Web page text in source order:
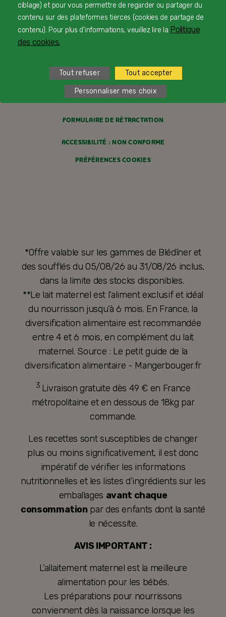
FAQ
MENTIONS LÉGALES
POLITIQUE DE CONFIDENTIALITÉ
CONDITIONS GÉNÉRALES DE VENTE
FORMULAIRE DE RÉTRACTATION
ACCESSIBILITÉ : NON CONFORME
PRÉFÉRENCES COOKIES
*Offre valable sur les gammes de Blédîner et
des soufflés du 05/08/26 au 31/08/26 inclus,
dans la limite des stocks disponibles.
**Le lait maternel est l’aliment exclusif et idéal
du nourrisson jusqu’à 6 mois. En France, la
diversification alimentaire est recommandée
entre 4 et 6 mois, en complément du lait
maternel. Source : Le petit guide de la
diversification alimentaire - Mangerbouger.fr
3 Livraison gratuite dès 49 € en France
métropolitaine et en dessous de 18kg par
commande.
Les recettes sont susceptibles de changer
plus ou moins significativement, il est donc
impératif de vérifier les informations
nutritionnelles et les listes d’ingrédients sur les
emballages avant chaque
consommation par des enfants dont la santé
le nécessite.
AVIS IMPORTANT :
L’allaitement maternel est la meilleure
alimentation pour les bébés.
Les préparations pour nourrissons
conviennent dès la naissance lorsque les
ciblage) et pour vous permettre de regarder ou partager du
contenu sur des plateformes tierces (cookies de partage de
contenu). Pour plus d'informations, veuillez lire la Politique
des cookies.
Tout refuser Tout accepter
Personnaliser mes choix